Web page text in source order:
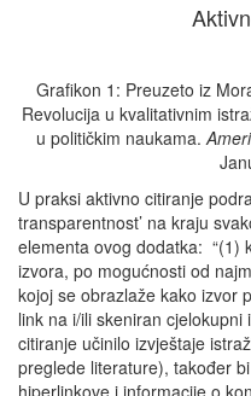
Grafikon 1: Preuzeto iz
Revolucija u kvalitativnim
u političkim naukama.
U praksi aktivno citiranje
transparentnost’ na kraju
elementa ovog dodatka: “(1)
izvora, po mogućnosti od
kojoj se obrazlaže kako izvor
link na i/ili skeniran cjelokupni
citiranje učinilo izvještaje
preglede literature), također
hiperlinkove i informacije o